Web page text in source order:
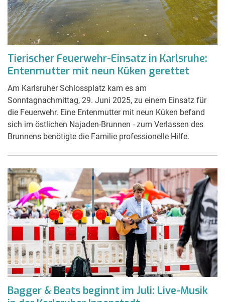
Tierischer Feuerwehr-Einsatz in Karlsruhe:
Entenmutter mit neun Küken gerettet
Am Karlsruher Schlossplatz kam es am
Sonntagnachmittag, 29. Juni 2025, zu einem Einsatz für
die Feuerwehr. Eine Entenmutter mit neun Küken befand
sich im östlichen Najaden-Brunnen - zum Verlassen des
Brunnens benötigte die Familie professionelle Hilfe.
Bagger & Beats beginnt im Juli: Live-Musik